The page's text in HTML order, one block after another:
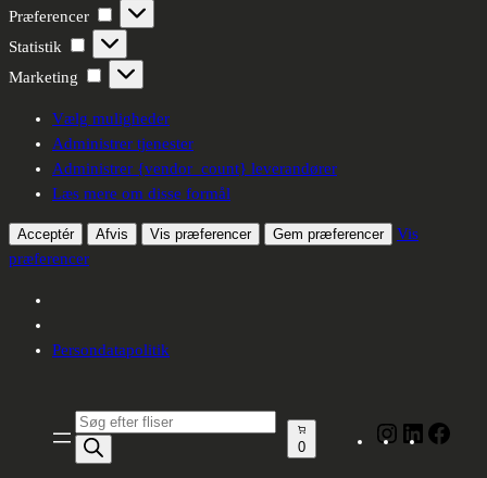
Præferencer
Præferencer
Statistik Statistik
Marketing Marketing
Vælg muligheder
Administrer tjenester
Administrer {vendor_count} leverandører
Læs mere om disse formål
Acceptér Afvis Vis præferencer Gem præferencer
Vis
præferencer
Persondatapolitik
Produktsøgning
0
Instagram
LinkedIn